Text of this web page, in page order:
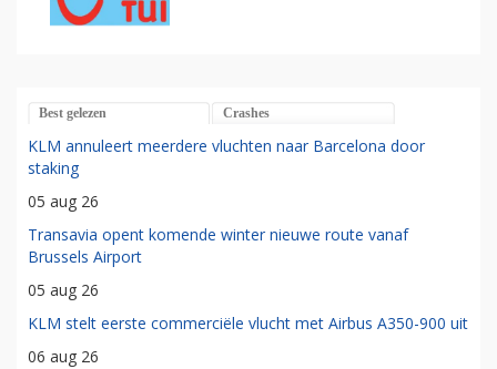
Best gelezen Crashes
KLM annuleert meerdere vluchten naar Barcelona door
staking
05 aug 26
Transavia opent komende winter nieuwe route vanaf
Brussels Airport
05 aug 26
KLM stelt eerste commerciële vlucht met Airbus A350-900 uit
06 aug 26